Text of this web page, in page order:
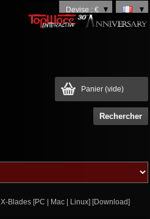
Devise : €
Panier (vide)
X-Blades [PC | Mac | Linux] [Download]